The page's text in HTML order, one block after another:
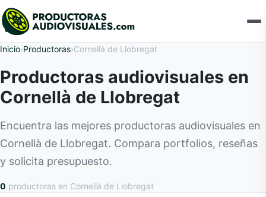
Inicio›Productoras›Cornellà de Llobregat
Productoras audiovisuales en
Cornellà de Llobregat
Encuentra las mejores productoras audiovisuales en
Cornellà de Llobregat. Compara portfolios, reseñas
y solicita presupuesto.
0 productoras en Cornellà de Llobregat